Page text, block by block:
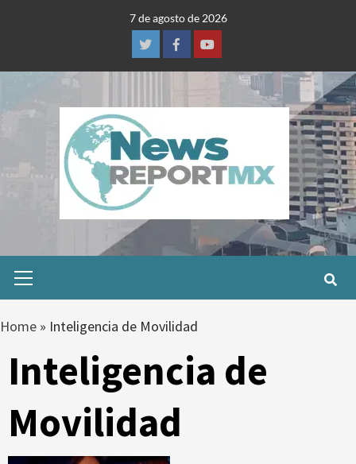
7 de agosto de 2026
TwitterFacebookYoutube
Menu
Home » Inteligencia de Movilidad
Inteligencia de
Movilidad